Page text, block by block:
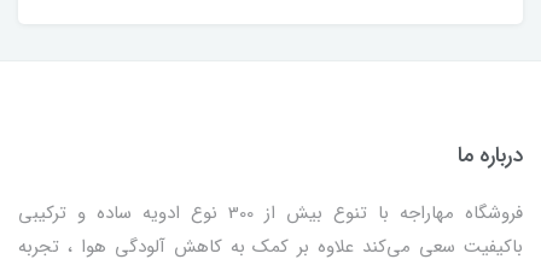
درباره ما
فروشگاه مهاراجه با تنوع بیش از 300 نوع ادویه ساده و ترکیبی
باکیفیت سعی می‌کند علاوه بر کمک به کاهش آلودگی هوا ، تجربه